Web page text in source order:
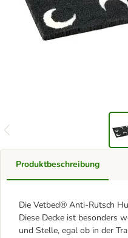
Produktbeschreibung
Die Vetbed® Anti-Rutsch
Diese Decke ist besonders
und Stelle, egal ob in der